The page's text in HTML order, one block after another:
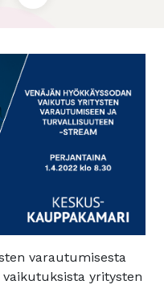
varautumisesta
vaikutuksista yritysten